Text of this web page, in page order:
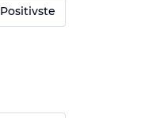
Positivste